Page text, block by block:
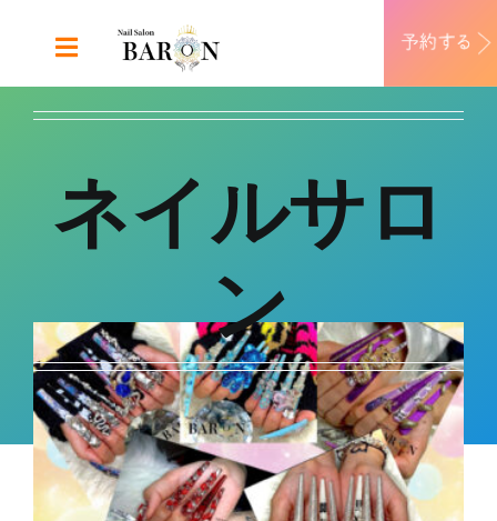
Toggle
Navigation
ABOUT
CONTACT
ネイルサロ
ン